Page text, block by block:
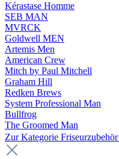
Kérastase Homme
SEB MAN
MVRCK
Goldwell MEN
Artemis Men
American Crew
Mitch by Paul Mitchell
Graham Hill
Redken Brews
System Professional Man
Bullfrog
The Groomed Man
Zur Kategorie Friseurzubehör